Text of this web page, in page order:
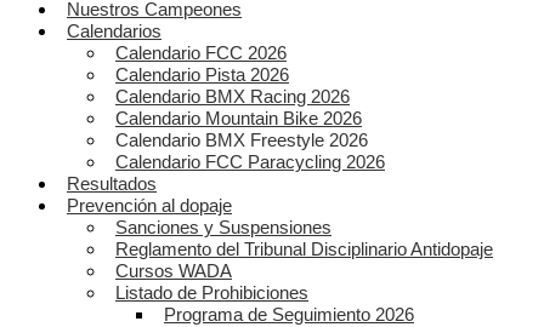
Nuestros Campeones
Calendarios
Calendario FCC 2026
Calendario Pista 2026
Calendario BMX Racing 2026
Calendario Mountain Bike 2026
Calendario BMX Freestyle 2026
Calendario FCC Paracycling 2026
Resultados
Prevención al dopaje
Sanciones y Suspensiones
Reglamento del Tribunal Disciplinario Antidopaje
Cursos WADA
Listado de Prohibiciones
Programa de Seguimiento 2026